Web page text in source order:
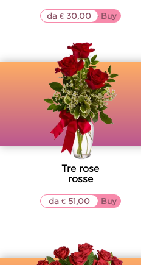
▷▷ Buy
da € 30,00
Tre rose
rosse
▷▷ Buy
da € 51,00